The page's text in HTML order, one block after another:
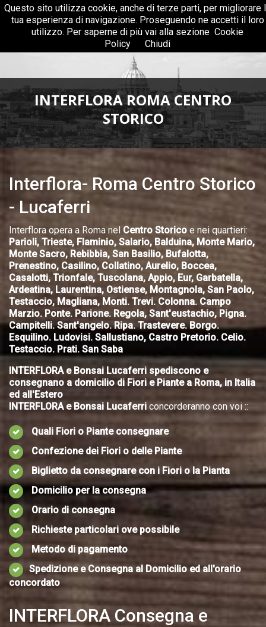
Menu
INTERFLORA ROMA CENTRO
STORICO
Interflora- Roma Centro Storico
- Lucaferri
Interflora opera a Roma nel Centro Storico e nei quartieri:
Parioli, Trieste, Flaminio, Salario, Balduina, Monte Mario,
Monte Sacro, Rebibbia, San Basilio, Bufalotta,
Prenestino, Casilino, Collatino, Aurelio, Boccea,
Casalotti, Trionfale, Tuscolana, Appio, Eur, Garbatella,
Ardeatina, Laurentina, Ostiense, Montagnola, San Paolo,
Testaccio, Magliana, Monti. Trevi. Colonna. Campo
Marzio. Ponte. Parione. Regola, Sant'eustachio, Pigna.
Campitelli. Sant'angelo. Ripa. Trastevere. Borgo.
Esquilino. Ludovisi. Sallustiano, Castro Pretorio. Celio.
Testaccio. Prati. San Saba
INTERFLORA e Bonsai Lucaferri spediscono e
consegnano a domicilio di Fiori e Piante a Roma, in Italia
ed all'Estero
INTERFLORA e Bonsai Lucaferri concorderanno con voi ::
Quali Fiori o Piante consegnare
Confezione dei Fiori o delle Piante
Biglietto da consegnare con i Fiori o la Pianta
Domicilio per la consegna
Orario di consegna
Richieste particolari ove possibile
Metodo di pagamento
Spedizione e Consegna al Domicilio ed all'orario
concordato
INTERFLORA Consegna e
Questo sito utilizza cookie, anche di terze parti, per migliorare
tua esperienza di navigazione. Proseguendo ne accetti il loro
utilizzo. Per saperne di più vai alla sezione Cookie
Policy
Chiudi